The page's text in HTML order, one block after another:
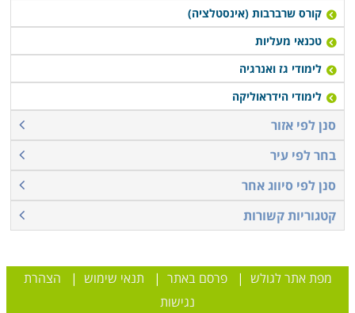
קורס שרברבות (אינסטלציה)
טכנאי מעליות
לימודי גז ואנרגיה
לימודי הידראוליקה
סנן לפי אזור
בחר לפי עיר
סנן לפי סיווג אחר
קטגוריות קשורות
מפת אתר לגולש |פרסם באתר | תנאי שימוש | הצהרת
נגישות